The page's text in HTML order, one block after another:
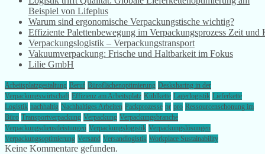
Beispiel von Lifeplus
Warum sind ergonomische Verpackungstische wichtig?
Effiziente Palettenbewegung im Verpackungsprozess Zeit und
Verpackungslogistik – Verpackungstransport
Vakuumverpackung: Frische und Haltbarkeit im Fokus
Lilie GmbH
Arbeitsplatzgestaltung Beruf Büroflächenoptimierung Desksharing in der
Verpackungswirtschaft Effizienz am Arbeitsplatz Kühlkette Lagerlogistik Lieferkette
Logistik nachhaltig Nachhaltiges Arbeiten Packprozesse pr pro Ressourcenschonung im
Büro Transportverpackung Verpackung Verpackungsbranche
Verpackungsdienstleistungen Verpackungslogistik Verpackungslösungen
Verpackungsoptimierung Versand Versandlogistik Workplace Sustainability
Keine Kommentare gefunden.